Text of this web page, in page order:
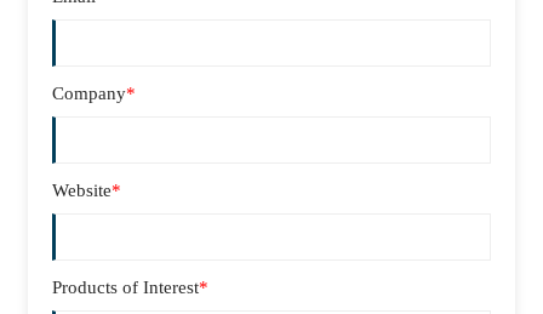
Company*
Website*
Products of Interest*